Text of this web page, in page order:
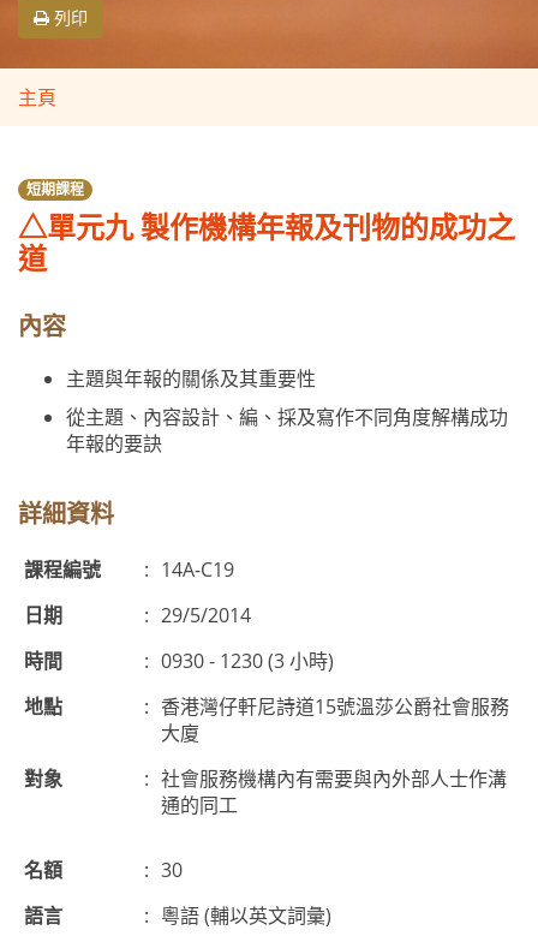
列印
主頁
短期課程
△單元九 製作機構年報及刊物的成功之
道
內容
主題與年報的關係及其重要性
從主題、內容設計、編、採及寫作不同角度解構成功
年報的要訣
詳細資料
課程編號 : 14A-C19
日期
: 29/5/2014
時間
: 0930 - 1230 (3 小時)
地點
: 香港灣仔軒尼詩道15號溫莎公爵社會服務
大廈
對象
: 社會服務機構內有需要與內外部人士作溝
通的同工
名額 : 30
語言
: 粵語 (輔以英文詞彙)